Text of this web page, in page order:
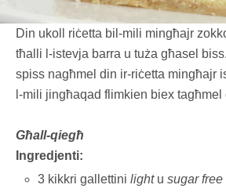
Din ukoll riċetta bil-mili mingħajr
tħalli l-istevja barra u tuża għasel
spiss nagħmel din ir-riċetta mingħajr
l-mili jingħaqad flimkien biex
Għall-qiegħ
Ingredjenti:
3 kikkri gallettinilightusugar free